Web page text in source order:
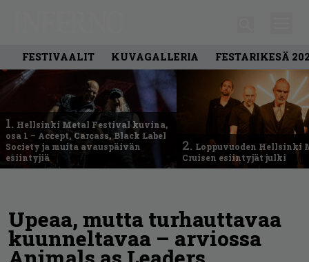
FESTIVAALIT KUVAGALLERIA FESTARIKESÄ
1. Hellsinki Metal Festival kuvina,
osa 1 – Accept, Carcass, Black Label
Society ja muita avauspäivän
esiintyjiä
2. Loppuvuoden Hellsinki
Cruisen esiintyjät julki
Upeaa, mutta turhauttavaa
kuunneltavaa – arviossa